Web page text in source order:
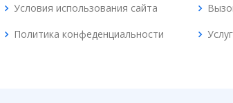
Условия использования сайта
Политика конфеденциальности